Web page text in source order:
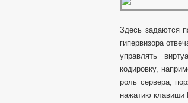
Здесь задаются
гипервизора
управлять
кодировку,
роль сервера,
нажатию клавиши